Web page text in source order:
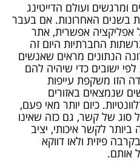
ומרגשים ועולם הדייטינג
בשנים האחרונות. אם בעבר
אפליקציה אפשרית, אתר
החברתיות היום זה
הנתונים מראים שאנשים
ישובים כדי שיהיה להם
הזו משקפת עייפות
שנמצאים באזורים
כיום יותר מאי פעם,
סוג של קשר, גם כזה שאינו
לקשר איכותי, יציב
פיזית ולאו דווקא
אותם.